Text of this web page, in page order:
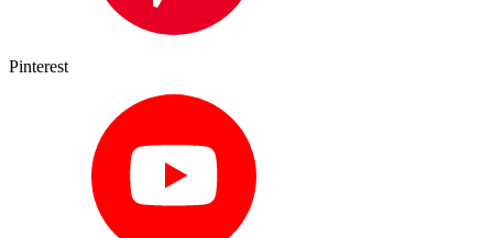
Pinterest